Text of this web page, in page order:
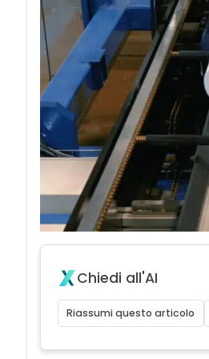
Chiedi all'AI
Riassumi questo articolo